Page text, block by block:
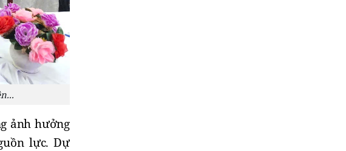
ảnh hưởng
lực. Dự